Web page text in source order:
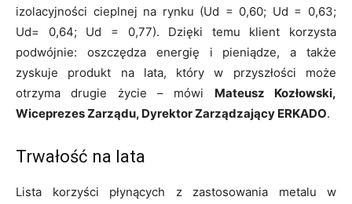
izolacyjności cieplnej na rynku (Ud = 0,60; Ud = 0,63;
Ud= 0,64; Ud = 0,77). Dzięki temu klient korzysta
podwójnie: oszczędza energię i pieniądze, a także
zyskuje produkt na lata, który w przyszłości może
otrzyma drugie życie – mówi Mateusz Kozłowski,
Wiceprezes Zarządu, Dyrektor Zarządzający ERKADO.
Trwałość na lata
Lista korzyści płynących z zastosowania metalu w